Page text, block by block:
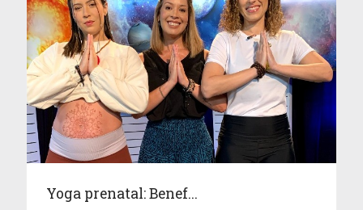
Yoga prenatal: Benef...